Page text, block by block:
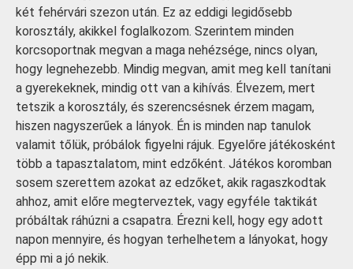
két fehérvári szezon után. Ez az eddigi legidősebb
korosztály, akikkel foglalkozom. Szerintem minden
korcsoportnak megvan a maga nehézsége, nincs olyan,
hogy legnehezebb. Mindig megvan, amit meg kell tanítani
a gyerekeknek, mindig ott van a kihívás. Élvezem, mert
tetszik a korosztály, és szerencsésnek érzem magam,
hiszen nagyszerűek a lányok. Én is minden nap tanulok
valamit tőlük, próbálok figyelni rájuk. Egyelőre játékosként
több a tapasztalatom, mint edzőként. Játékos koromban
sosem szerettem azokat az edzőket, akik ragaszkodtak
ahhoz, amit előre megterveztek, vagy egyféle taktikát
próbáltak ráhúzni a csapatra. Érezni kell, hogy egy adott
napon mennyire, és hogyan terhelhetem a lányokat, hogy
épp mi a jó nekik.